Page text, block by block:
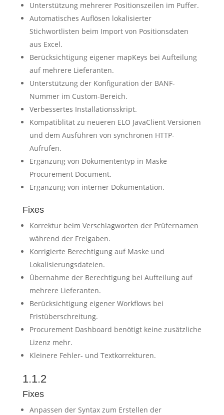
Unterstützung mehrerer Positionszeilen im Puffer.
Automatisches Auflösen lokalisierter
Stichwortlisten beim Import von Positionsdaten
aus Excel.
Berücksichtigung eigener mapKeys bei Aufteilung
auf mehrere Lieferanten.
Unterstützung der Konfiguration der BANF-
Nummer im Custom-Bereich.
Verbessertes Installationsskript.
Kompatiblität zu neueren ELO JavaClient Versionen
und dem Ausführen von synchronen HTTP-
Aufrufen.
Ergänzung von Dokumententyp in Maske
Procurement Document.
Ergänzung von interner Dokumentation.
Fixes
Korrektur beim Verschlagworten der Prüfernamen
während der Freigaben.
Korrigierte Berechtigung auf Maske und
Lokalisierungsdateien.
Übernahme der Berechtigung bei Aufteilung auf
mehrere Lieferanten.
Berücksichtigung eigener Workflows bei
Fristüberschreitung.
Procurement Dashboard benötigt keine zusätzliche
Lizenz mehr.
Kleinere Fehler- und Textkorrekturen.
1.1.2
Fixes
Anpassen der Syntax zum Erstellen der